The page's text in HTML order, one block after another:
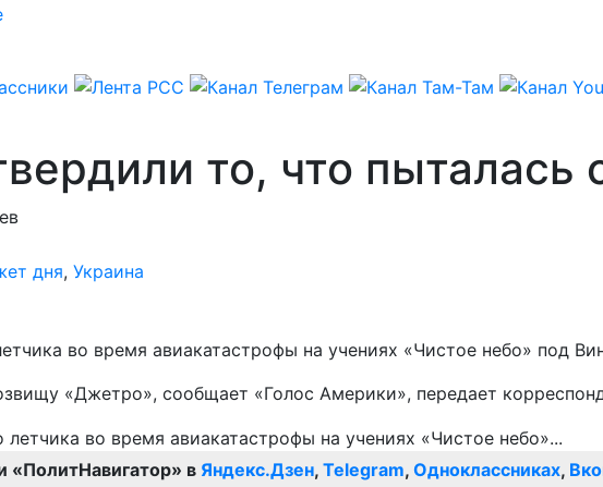
то, что пыталась
дня, Украина
во время авиакатастрофы на учениях «Чистое небо» под
«Джетро», сообщает «Голос Америки», передает
«ПолитНавигатор» в Яндекс.Дзен, Telegram, Одноклассниках,